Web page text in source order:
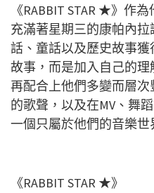
《RABBIT STAR ★》作
充滿著星期三的康帕內
話、童話以及歷史故事
故事，而是加入自己的
再配合上他們多變而層
的歌聲，以及在MV、舞
一個只屬於他們的音樂世
《RABBIT STAR ★》